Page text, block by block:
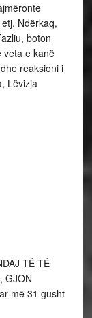
Ndërkaq,
boton
veta e kanë
reaksioni i
Lëvizja
TË TË
GJON
më 31 gusht